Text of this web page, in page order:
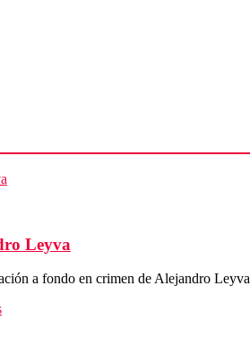
Leyva
a fondo en crimen de Alejandro Leyva